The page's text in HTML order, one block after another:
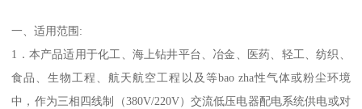
一、适用范围:
1．本产品适用于化工、海上钻井平台、冶金、医药、轻工、纺织、
食品、生物工程、航天航空工程以及等bao zha性气体或粉尘环境
中，作为三相四线制（380V/220V）交流低压电器配电系统供电或对